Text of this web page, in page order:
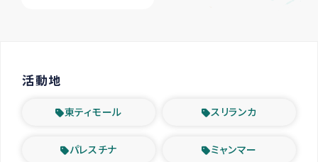
活動地
東ティモール スリランカ
パレスチナ ミャンマー